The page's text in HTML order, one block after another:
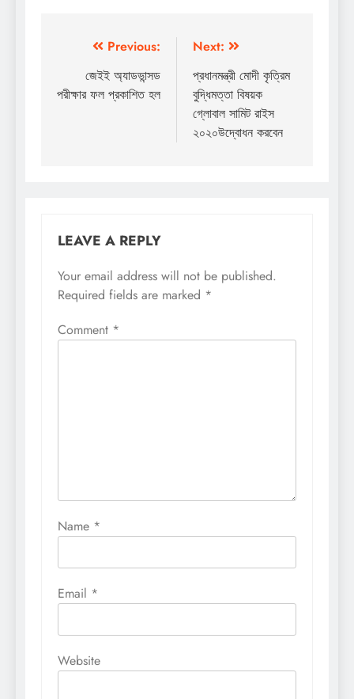
navigation
Previous:
জেইই অ্যাডভান্সড
পরীক্ষার ফল প্রকাশিত হল
Next:
প্রধানমন্ত্রী মোদী কৃত্রিম
বুদ্ধিমত্তা বিষয়ক
গ্লোবাল সামিট রাইস
২০২০উদ্বোধন করবেন
LEAVE A REPLY
Your email address will not be published.
Required fields are marked *
Comment *
Name *
Email *
Website